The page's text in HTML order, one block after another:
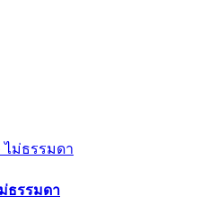
ธรรมดา